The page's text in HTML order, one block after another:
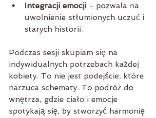
Integracji emocji - pozwala na
uwolnienie stłumionych uczuć i
starych historii.
Podczas sesji skupiam się na
indywidualnych potrzebach każdej
kobiety. To nie jest podejście, które
narzuca schematy. To podróż do
wnętrza, gdzie ciało i emocje
spotykają się, by stworzyć harmonię.